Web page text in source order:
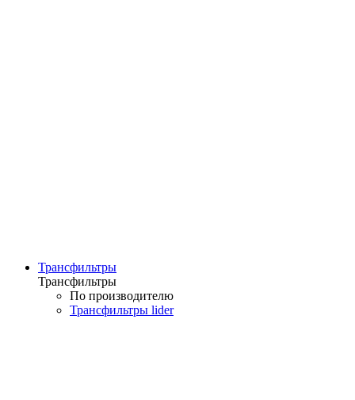
Трансфильтры
Трансфильтры
По производителю
Трансфильтры lider